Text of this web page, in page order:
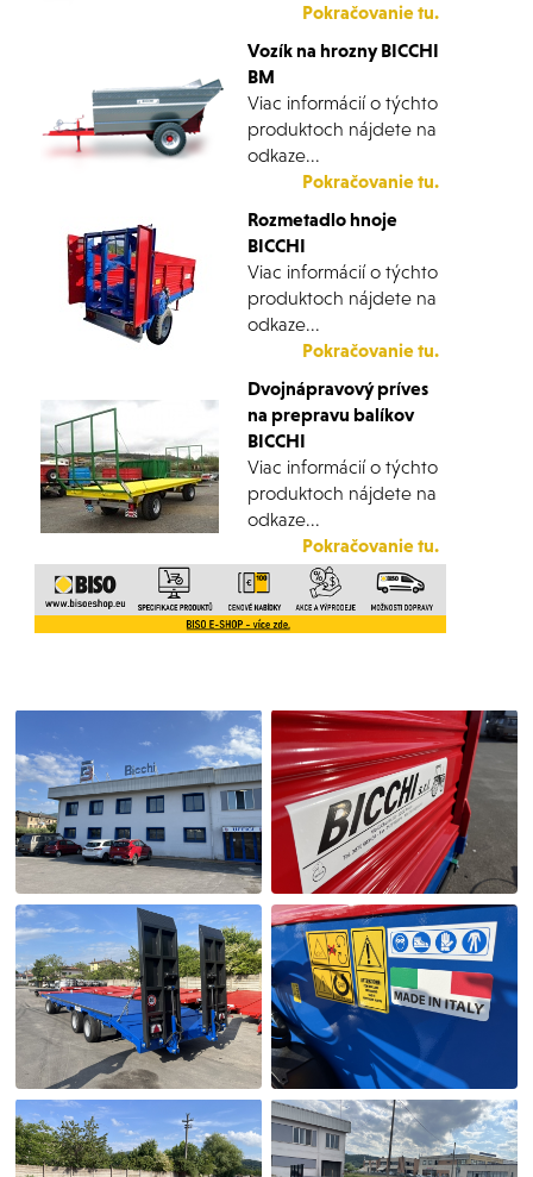
Pokračovanie tu.
Vozík na hrozny BICCHI
BM
Viac informácií o týchto
produktoch nájdete na
odkaze...
Pokračovanie tu.
Rozmetadlo hnoje
BICCHI
Viac informácií o týchto
produktoch nájdete na
odkaze...
Pokračovanie tu.
Dvojnápravový príves
na prepravu balíkov
BICCHI
Viac informácií o týchto
produktoch nájdete na
odkaze...
Pokračovanie tu.